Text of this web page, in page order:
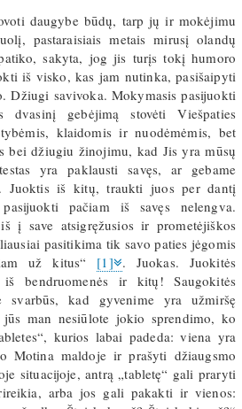
daugybe būdų, tarp jų ir mokėjimu
pastaraisiais metais mirusį olandų
sakyta, jog jis turįs tokį humoro
iš visko, kas jam nutinka, pasišaipyti
Džiugi savivoka. Mokymasis pasijuokti
dvasinį gebėjimą stovėti Viešpaties
klaidomis ir nuodėmėmis, bet
bei džiugiu žinojimu, kad Jis yra mūsų
yra paklausti savęs, ar gebame
Juoktis iš kitų, traukti juos per dantį
pačiam iš savęs nelengva.
į save atsigręžusios ir prometėjiškos
pasitikima tik savo paties jėgomis
už kitus“ [1] . Juokas. Juokitės
bendruomenės ir kitų! Saugokitės
kad gyvenime yra užmiršę
jūs man nesiūlote jokio sprendimo, ko
kurios labai padeda: viena yra
Motina maldoje ir prašyti džiaugsmo
situacijoje, antrą „tabletę“ gali praryti
arba jos gali pakakti ir vienos: